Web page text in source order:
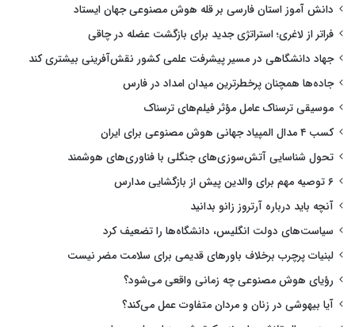
دانش آموز استان فارسی بر قله هوش مصنوعی جهان ایستاد
فراتر از لاغری؛ استراتژی جدید برای بازگشت عضله در چاقی
جهاد دانشگاهی در مسیر پیشرفت علمی کشور نقش‌آفرینی بیشتری کند
جاده‌ها همچنان پرخطرترین میدان امداد در فارس
موسیقی ترسناک عامل مؤثر فیلم‌های ترسناک
کسب ۴ مدال المپیاد جهانی هوش مصنوعی برای ایران
تحول شناسایی آتش‌سوزی‌های جنگلی با فناوری‌های هوشمند
۶ توصیه مهم برای والدین پیش از بازگشایی مدارس
آنچه باید درباره آرتروز زانو بدانید
سیاست‌های دولت انگلیس، دانشگاه‌ها را تضعیف کرد
لبنیات پرچرب برخلاف باورهای قدیمی برای سلامت مضر نیست
رؤیای هوش مصنوعی چه زمانی واقعی می‌شود؟
آیا بیهوشی در زنان و مردان متفاوت عمل می‌کند؟